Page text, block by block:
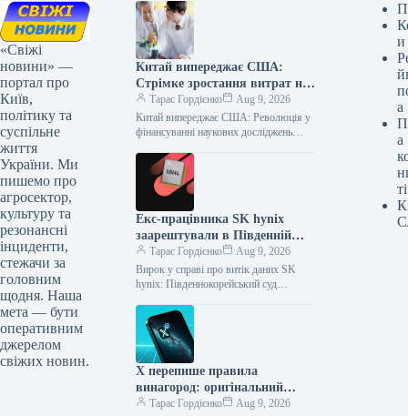
«Свіжі
новини» —
портал про
Київ,
політику та
суспільне
життя
України. Ми
пишемо про
агросектор,
культуру та
резонансні
інциденти,
стежачи за
головним
щодня. Наша
мета — бути
оперативним
джерелом
свіжих новин.
Китай випереджає США:
Стрімке зростання витрат на
наукові дослідження
Тарас Гордієнко
Aug 9, 2026
Китай випереджає США: Революція у
фінансуванні наукових досліджень
вимагає значних інвестицій, і в
глобальній гонці за лідерство…
Екс-працівника SK hynix
заарештували в Південній
Кореї за передачу секретних
документів китайській
компанії
Тарас Гордієнко
Aug 9, 2026
Вирок у справі про витік даних SK
hynix: Південнокорейський суд
співробітнику Верховний суд Сеула
підтримав рішення…
X перепише правила
винагород: оригінальний
контент — ключ до успіху
Тарас Гордієнко
Aug 9, 2026
и
а
а
ті